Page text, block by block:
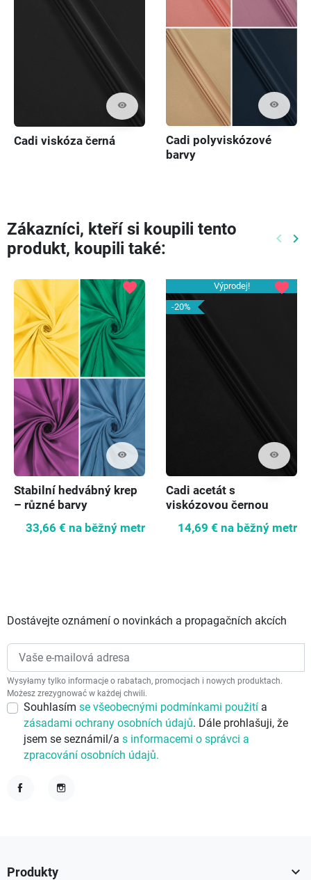
visibility
Cadi viskóza černá
visibility
Cadi polyviskózové
barvy
Zákazníci, kteří si koupili tento
produkt, koupili také:
keyboard_arrow_left keyboard_arrow_right
visibility
favorite
Stabilní hedvábný krep
– různé barvy
33,66 € na běžný metr
Výprodej!
-20%
visibility
favorite
Cadi acetát s
viskózovou černou
14,69 € na běžný metr
Dostávejte oznámení o novinkách a propagačních akcích
Wysyłamy tylko informacje o rabatach, promocjach i nowych produktach.
Możesz zrezygnować w każdej chwili.
Souhlasím se všeobecnými podmínkami použití a
zásadami ochrany osobních údajů. Dále prohlašuji, že
jsem se seznámil/a s informacemi o správci a
zpracování osobních údajů.
Produkty 